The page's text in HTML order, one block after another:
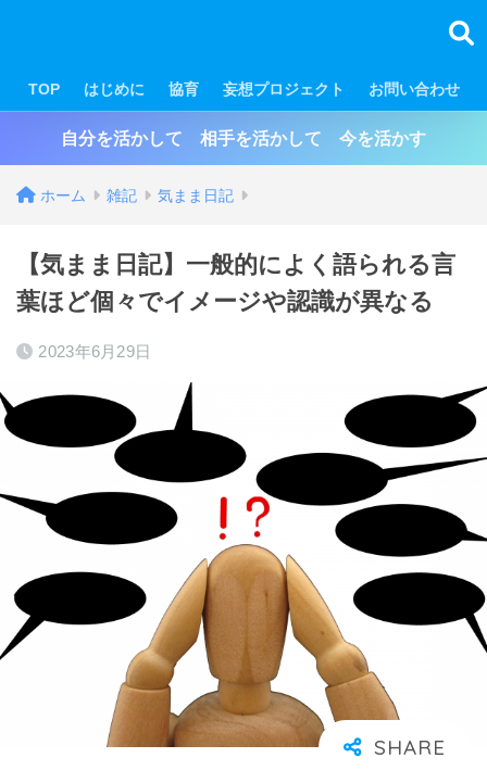
TOP はじめに 協育 妄想プロジェクト お問い合わせ
自分を活かして 相手を活かして 今を活かす
ホーム 雑記 気まま日記
【気まま日記】一般的によく語られる言
葉ほど個々でイメージや認識が異なる
2023年6月29日